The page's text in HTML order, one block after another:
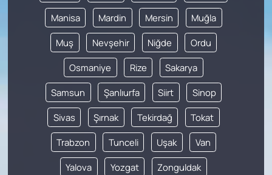
Manisa Mardin Mersin Muğla
Muş Nevşehir Niğde Ordu
Osmaniye Rize Sakarya
Samsun Şanlıurfa Siirt Sinop
Sivas Şırnak Tekirdağ Tokat
Trabzon Tunceli Uşak Van
Yalova Yozgat Zonguldak